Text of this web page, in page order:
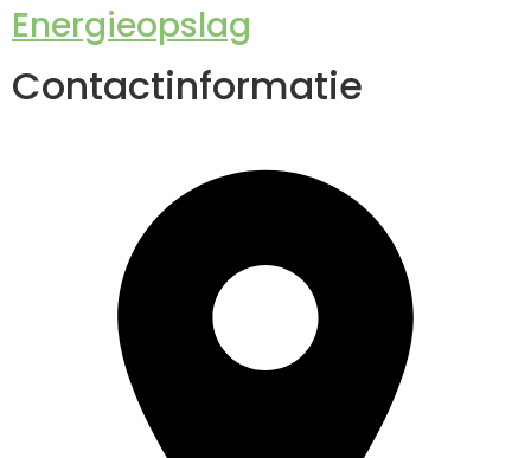
Energieopslag
Contactinformatie